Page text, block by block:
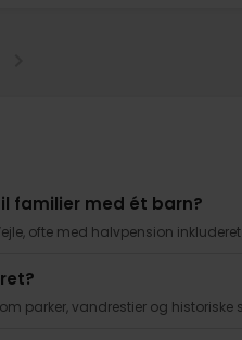
familier med ét barn?
ofte med halvpension
parker, vandrestier og historiske